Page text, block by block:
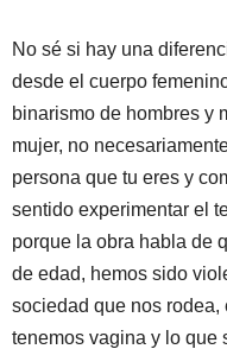
No sé si hay una
desde el cuerpo
binarismo de hombres y
mujer, no
persona que tu eres y
sentido experimentar el
porque la obra habla de
de edad, hemos sido
sociedad que nos
tenemos vagina y lo que